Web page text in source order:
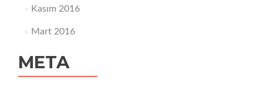
Kasım 2016
Mart 2016
META